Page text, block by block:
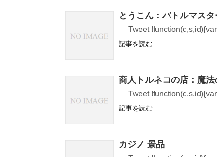
とうこん：バトルマス
Tweet !function(d,s,id){var
記事を読む
商人トルネコの店：魔法
Tweet !function(d,s,id){var
記事を読む
カジノ 景品